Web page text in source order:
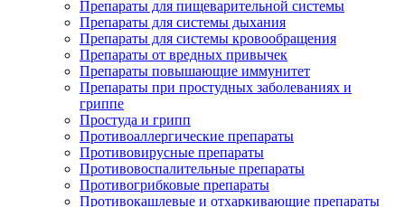
Препараты для пищеварительной системы
Препараты для системы дыхания
Препараты для системы кровообращения
Препараты от вредных привычек
Препараты повышающие иммунитет
Препараты при простудных заболеваниях и
гриппе
Простуда и грипп
Противоаллергические препараты
Противовирусные препараты
Противовоспалительные препараты
Противогрибковые препараты
Противокашлевые и отхаркивающие препараты